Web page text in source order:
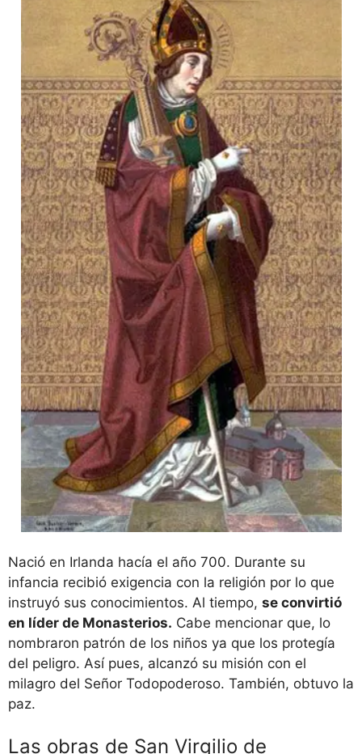
Nació en Irlanda hacía el año 700. Durante su
infancia recibió exigencia con la religión por lo que
instruyó sus conocimientos. Al tiempo, se convirtió
en líder de Monasterios. Cabe mencionar que, lo
nombraron patrón de los niños ya que los protegía
del peligro. Así pues, alcanzó su misión con el
milagro del Señor Todopoderoso. También, obtuvo la
paz.
Las obras de San Virgilio de